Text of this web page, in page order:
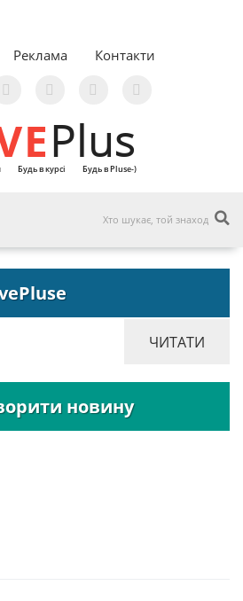
Реклама Контакти
Plus
Будь в курсі Будь в Pluse-)
новину